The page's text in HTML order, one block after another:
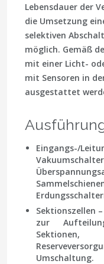
Lebensdauer der
die Umsetzung
selektiven
möglich. Gemäß
mit einer Licht-
mit Sensoren in
ausgestattet
Eingangs-/
Sektionszellen
zur
Umschaltung.